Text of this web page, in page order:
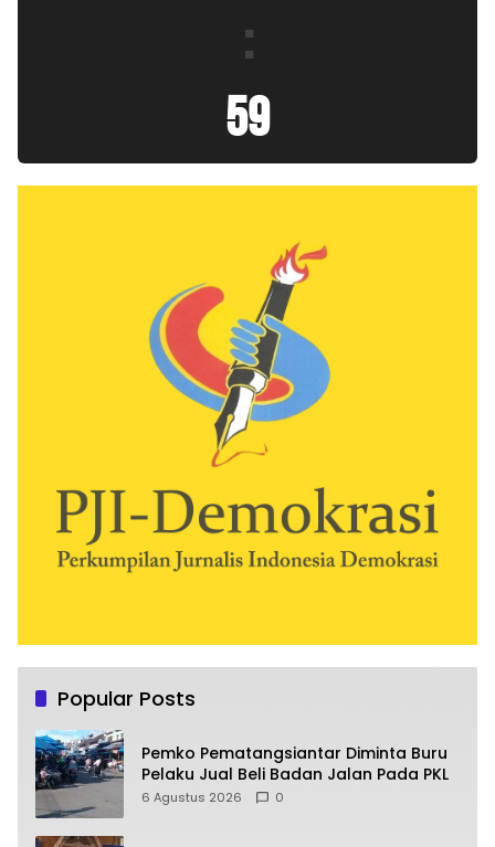
:
00
Popular Posts
Pemko Pematangsiantar Diminta Buru
Pelaku Jual Beli Badan Jalan Pada PKL
6 Agustus 2026 0